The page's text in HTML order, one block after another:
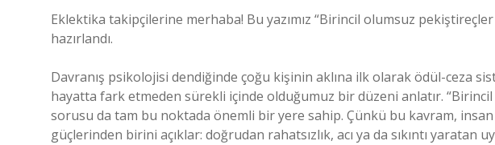
Eklektika takipçilerine merhaba! Bu yazımız “Birincil olumsuz
hazırlandı.
Davranış psikolojisi dendiğinde çoğu kişinin aklına ilk olarak ödül-ceza
hayatta fark etmeden sürekli içinde olduğumuz bir düzeni anlatır.
sorusu da tam bu noktada önemli bir yere sahip. Çünkü bu kavram, insan
güçlerinden birini açıklar: doğrudan rahatsızlık, acı ya da sıkıntı yaratan